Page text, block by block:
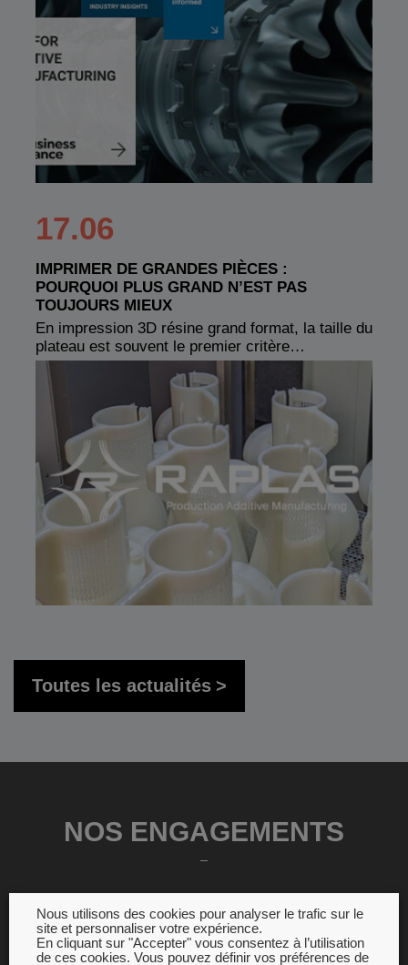
17.06
IMPRIMER DE GRANDES PIÈCES :
POURQUOI PLUS GRAND N’EST PAS
TOUJOURS MIEUX
En impression 3D résine grand format, la taille du
plateau est souvent le premier critère…
Toutes les actualités
NOS ENGAGEMENTS
Nous utilisons des cookies pour analyser le trafic sur le
site et personnaliser votre expérience.
En cliquant sur "Accepter" vous consentez à l’utilisation
de ces cookies. Vous pouvez définir vos préférences de